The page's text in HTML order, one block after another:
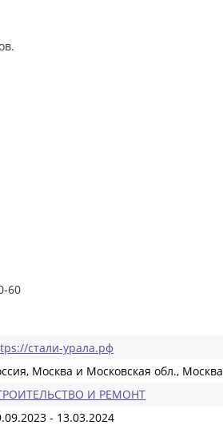
60
стали-урала.рф
Москва и Московская обл., Москва
И РЕМОНТ
- 13.03.2024